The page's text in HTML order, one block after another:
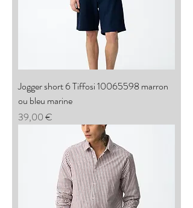
Jogger short 6 Tiffosi 10065598 marron
ou bleu marine
Prix
39,00 €